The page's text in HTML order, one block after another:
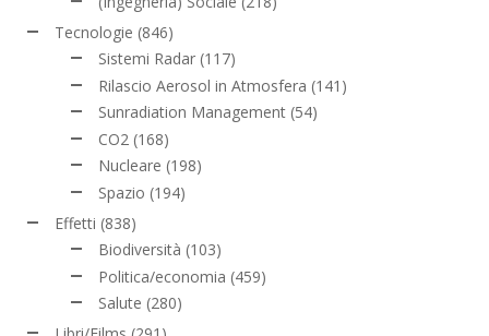
Tecnologie (846)
Sistemi Radar (117)
Rilascio Aerosol in Atmosfera (141)
Sunradiation Management (54)
CO2 (168)
Nucleare (198)
Spazio (194)
Effetti (838)
Biodiversità (103)
Politica/economia (459)
Salute (280)